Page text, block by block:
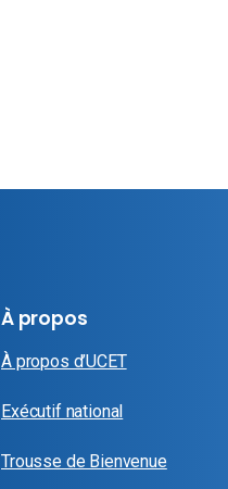
À propos
À propos d’UCET
Exécutif national
Trousse de Bienvenue